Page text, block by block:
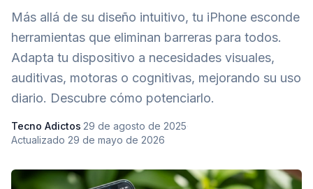
Más allá de su diseño intuitivo, tu iPhone esconde
herramientas que eliminan barreras para todos.
Adapta tu dispositivo a necesidades visuales,
auditivas, motoras o cognitivas, mejorando su uso
diario. Descubre cómo potenciarlo.
Tecno Adictos·29 de agosto de 2025·
Actualizado 29 de mayo de 2026